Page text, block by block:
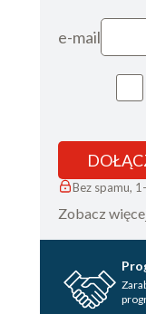
e-mail
Bez spamu,
Zobacz